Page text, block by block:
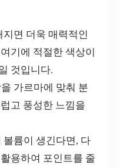
지면 더욱 매력적인
기에 적절한 색상이
것입니다.
가르마에 맞춰 분
고 풍성한 느낌을
볼륨이 생긴다면, 다
용하여 포인트를 줄